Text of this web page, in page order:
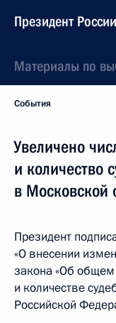
Президент России
Материалы по
События
Увеличено
и количество
в Московской
Президент
«О внесении
закона «Об
и количестве
Российской